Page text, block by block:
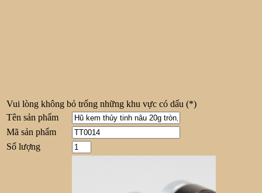
Vui lòng không bỏ trống những khu vực có dấu (*)
Tên sản phẩm
Mã sản phẩm
Số lượng